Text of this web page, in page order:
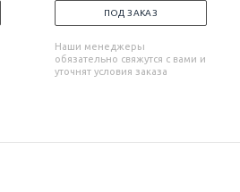
ПОД ЗАКАЗ
Наши менеджеры
обязательно свяжутся с вами и
уточнят условия заказа